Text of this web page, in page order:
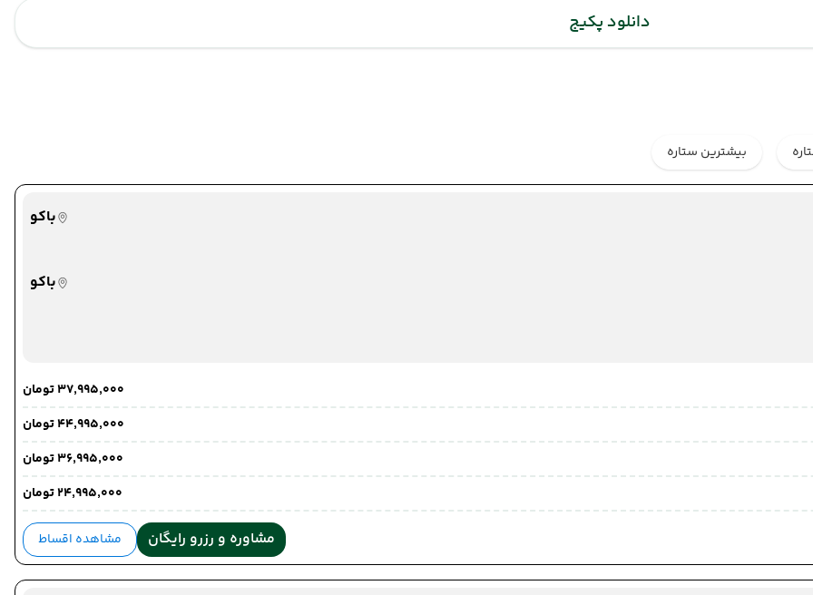
دانلود پکیج
بیشترین ستاره
باکو
باکو
۳۷٬۹۹۵٬۰۰۰ تومان
۴۴٬۹۹۵٬۰۰۰ تومان
۳۶٬۹۹۵٬۰۰۰ تومان
۲۴٬۹۹۵٬۰۰۰ تومان
مشاوره و رزرو رایگان مشاهده اقساط